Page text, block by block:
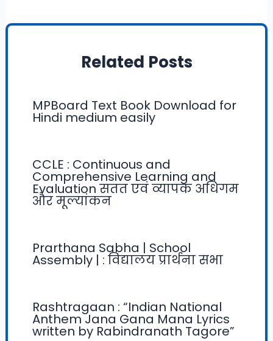
Related Posts
MPBoard Text Book Download for
Hindi medium easily
CCLE : Continuous and
Comprehensive Learning and
Evaluation सतत एवं व्यापक अधिगम
और मूल्यांकन
Prarthana Sabha | School
Assembly | : विद्यालय प्रार्थना सभा
Rashtragaan : “Indian National
Anthem Jana Gana Mana Lyrics
written by Rabindranath Tagore”